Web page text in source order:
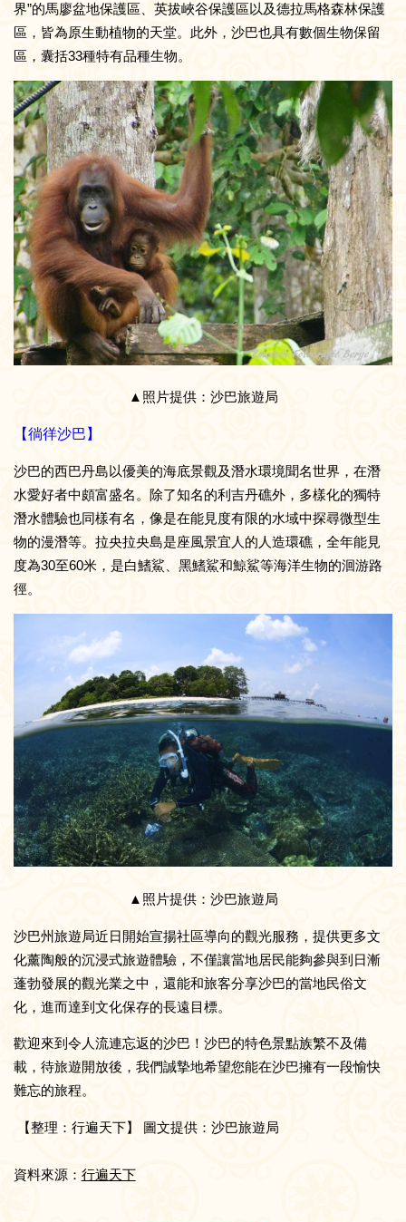
界”的馬廖盆地保護區、英拔峽谷保護區以及德拉馬格森林保護
區，皆為原生動植物的天堂。此外，沙巴也具有數個生物保留
區，囊括33種特有品種生物。
▲照片提供：沙巴旅遊局
【徜徉沙巴】
沙巴的西巴丹島以優美的海底景觀及潛水環境聞名世界，在潛
水愛好者中頗富盛名。除了知名的利吉丹礁外，多樣化的獨特
潛水體驗也同樣有名，像是在能見度有限的水域中探尋微型生
物的漫潛等。拉央拉央島是座風景宜人的人造環礁，全年能見
度為30至60米，是白鰭鯊、黑鰭鯊和鯨鯊等海洋生物的洄游路
徑。
▲照片提供：沙巴旅遊局
沙巴州旅遊局近日開始宣揚社區導向的觀光服務，提供更多文
化薰陶般的沉浸式旅遊體驗，不僅讓當地居民能夠參與到日漸
蓬勃發展的觀光業之中，還能和旅客分享沙巴的當地民俗文
化，進而達到文化保存的長遠目標。
歡迎來到令人流連忘返的沙巴！沙巴的特色景點族繁不及備
載，待旅遊開放後，我們誠摯地希望您能在沙巴擁有一段愉快
難忘的旅程。
【整理：行遍天下】 圖文提供：沙巴旅遊局
資料來源： 行遍天下